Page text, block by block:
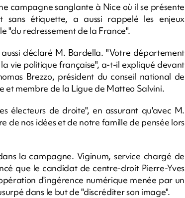
campagne sanglante à Nice où il se présente
sans étiquette, a aussi rappelé les enjeux
"du redressement de la France".
déclaré M. Bardella. "Votre département
vie politique française", a-t-il expliqué devant
Brezzo, président du conseil national de
et membre de la Ligue de Matteo Salvini.
électeurs de droite", en assurant qu'avec M.
de nos idées et de notre famille de pensée lors
la campagne. Viginum, service chargé de
que le candidat de centre-droit Pierre-Yves
d'ingérence numérique menée par un
dans le but de "discréditer son image".